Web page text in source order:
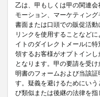
乙は、甲もしくは甲の関連
モーション、マーケティン
書面または口頭での販促活
リンクを使用することなど
イトのダイレクトメールに
領するお客様がオプトイン
となります。甲の要請を受
明書のフォームおよび当該
す。疑義を避けるためにい
び類似または後継の法律を